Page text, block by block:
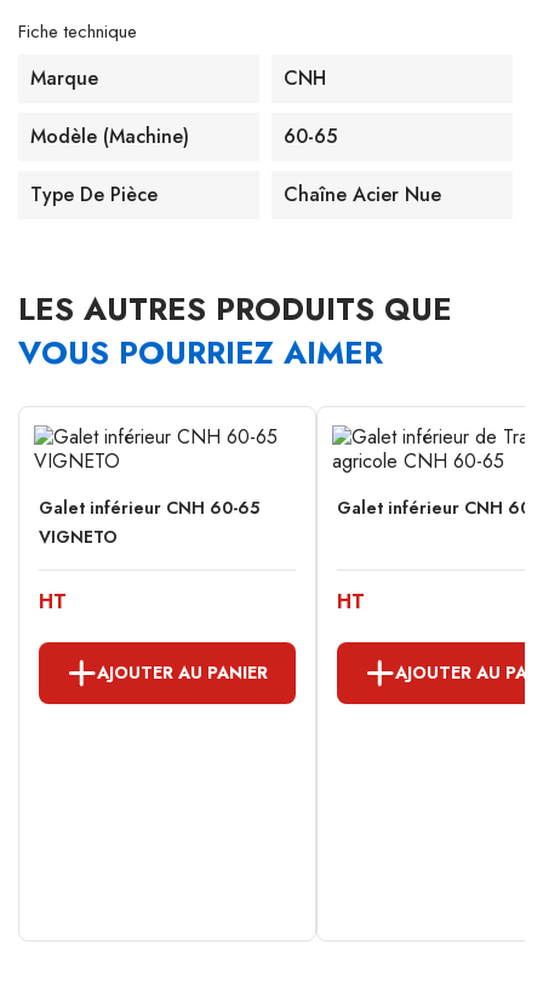
Fiche technique
Marque CNH
Modèle (machine) 60-65
Type De Pièce Chaîne Acier Nue
LES AUTRES PRODUITS QUE
VOUS POURRIEZ AIMER
Galet inférieur CNH 60-65
VIGNETO
HT
AJOUTER AU PANIER
Galet inférieur CNH 60-
HT
AJOUTER AU